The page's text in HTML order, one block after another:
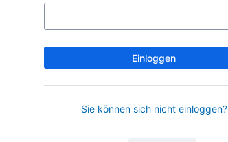
Einloggen
Sie können sich nicht einloggen?